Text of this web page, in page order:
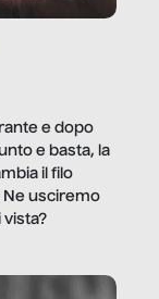
e dopo
e basta, la
il filo
Ne usciremo